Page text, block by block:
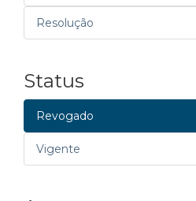
Resolução
Status
Revogado
Vigente